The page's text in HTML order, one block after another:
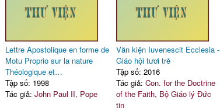
Lettre Apostolique en forme de
Motu Proprio sur la nature
Théologique et…
Tập số: 1998
Tác giả: John Paul II, Pope
Văn kiện Iuvenescit Ecclesia -
Giáo hội tươi trẻ
Tập số: 2016
Tác giả: Con. for the Doctrine
of the Faith, Bộ Giáo lý Đức
tin